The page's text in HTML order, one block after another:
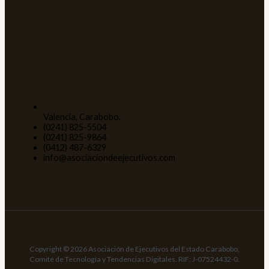
Valencia, Carabobo.
(0241) 825-5504
(0241) 825-9864
(0412) 487-6329
info@asociaciondeejecutivos.com
Copyright © 2026 Asociación de Ejecutivos del Estado Carabobo,
Comité de Tecnología y Tendencias Digitales. RIF: J-07524432-0.